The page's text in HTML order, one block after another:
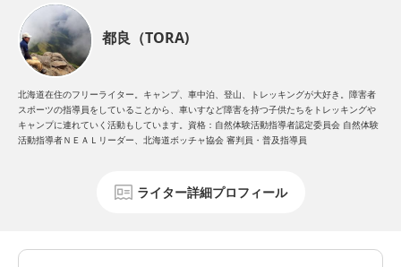
都良（TORA)
北海道在住のフリーライター。キャンプ、車中泊、登山、トレッキングが大好き。障害者
スポーツの指導員をしていることから、車いすなど障害を持つ子供たちをトレッキングや
キャンプに連れていく活動もしています。資格：自然体験活動指導者認定委員会 自然体験
活動指導者ＮＥＡＬリーダー、北海道ボッチャ協会 審判員・普及指導員
ライター詳細プロフィール